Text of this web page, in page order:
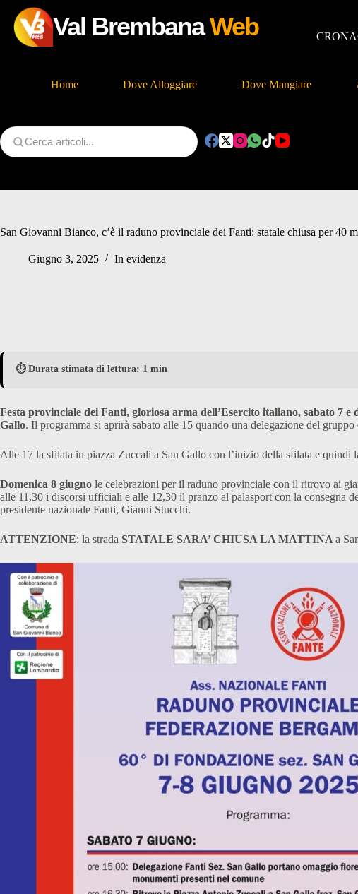
Val BrembanaWeb
Home Dove Alloggiare Dove Mangiare
San Giovanni Bianco, c’è il raduno provinciale dei Fanti: statale chiusa per 40
Giugno 3, 2025 In evidenza
⏱️ Durata stimata di lettura: 1 min
Festa provinciale dei Fanti, gloriosa arma dell’Esercito italiano, sabato 7 e
Gallo. Il programma si aprirà sabato alle 15 quando una delegazione del
Alle 17 la sfilata in piazza Zuccali a San Gallo con l’inizio della sfilata e quindi
Domenica 8 giugno le celebrazioni per il raduno provinciale con il ritrovo ai
alle 11,30 i discorsi ufficiali e alle 12,30 il pranzo al palasport con la consegna
presidente nazionale Fanti, Gianni Stucchi.
ATTENZIONE: la strada STATALE SARA’ CHIUSA LA MATTINA a